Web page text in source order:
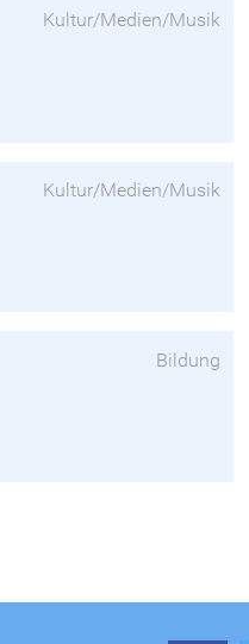
Kultur/Medien/Musik
Kultur/Medien/Musik
Bildung